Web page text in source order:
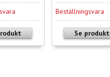
Beställningsvara
Se produkt